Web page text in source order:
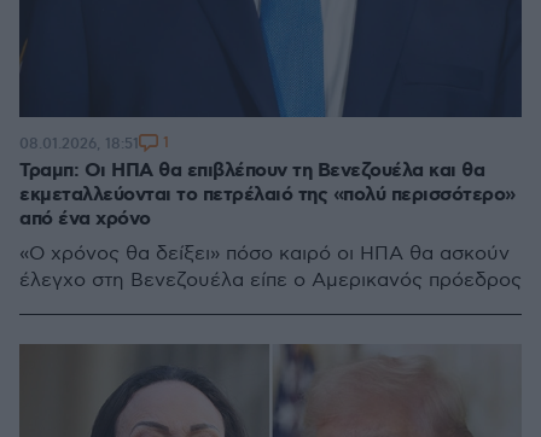
Τραμπ: Οι ΗΠΑ θα επιβλέπουν τη Βενεζουέλα και θα
εκμεταλλεύονται το πετρέλαιό της «πολύ περισσότερο»
από ένα χρόνο
«Ο χρόνος θα δείξει» πόσο καιρό οι ΗΠΑ θα ασκούν
έλεγχο στη Βενεζουέλα είπε ο Αμερικανός πρόεδρος
08.01.2026, 18:51 1